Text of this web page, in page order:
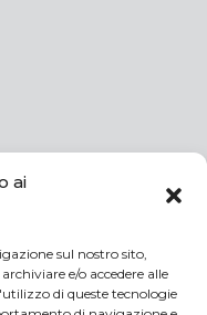
ai
sul nostro sito,
e/o accedere alle
di queste tecnologie